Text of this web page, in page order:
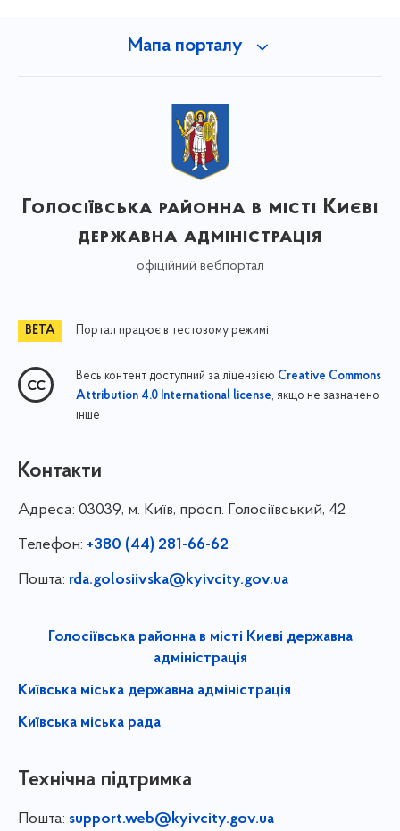
Мапа порталу
Голосіївська районна в місті Києві
державна адміністрація
офіційний вебпортал
Портал працює в тестовому режимі
Весь контент доступний за ліцензією Creative Commons
Attribution 4.0 International license, якщо не зазначено
інше
Контакти
Адреса: 03039, м. Київ, просп. Голосіївський, 42
Телефон: +380 (44) 281-66-62
Пошта: rda.golosiivska@kyivcity.gov.ua
Голосіївська районна в місті Києві державна
адміністрація
Київська міська державна адміністрація
Київська міська рада
Технічна підтримка
Пошта: support.web@kyivcity.gov.ua